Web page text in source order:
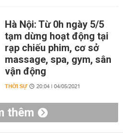
Hà Nội: Từ 0h ngày 5/5
tạm dừng hoạt động tại
rạp chiếu phim, cơ sở
massage, spa, gym, sân
vận động
THỜI SỰ 20:04 | 04/05/2021
thêm